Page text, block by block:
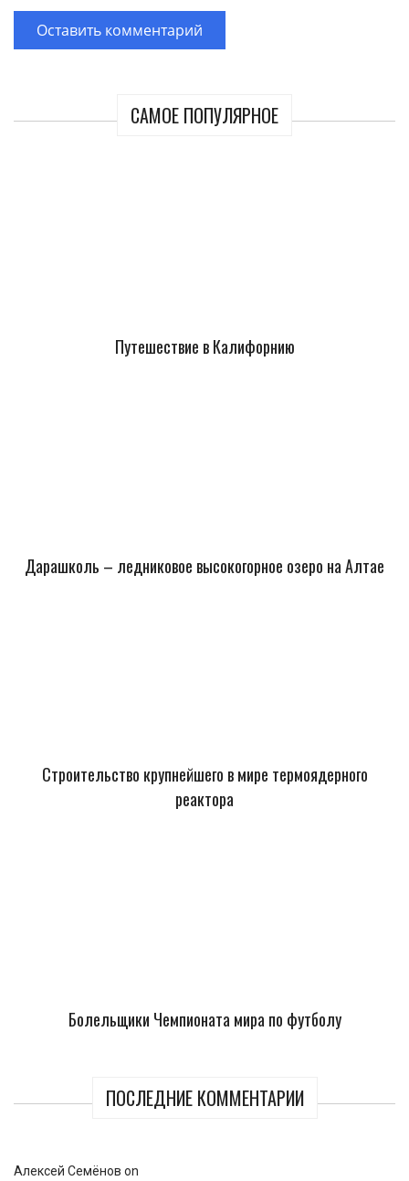
САМОЕ ПОПУЛЯРНОЕ
Путешествие в Калифорнию
Дарашколь – ледниковое высокогорное озеро на Алтае
Строительство крупнейшего в мире термоядерного
реактора
Болельщики Чемпионата мира по футболу
ПОСЛЕДНИЕ КОММЕНТАРИИ
Алексей Семёнов on